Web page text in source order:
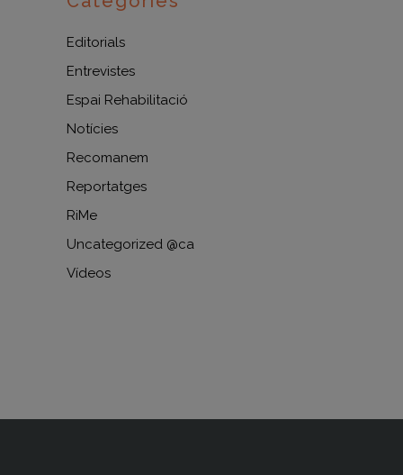
Editorials
Entrevistes
Espai Rehabilitació
Notícies
Recomanem
Reportatges
RiMe
Uncategorized @ca
Vídeos